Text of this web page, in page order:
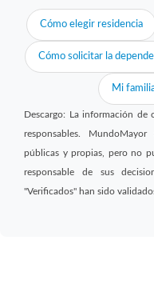
Cómo elegir residencia
Cómo solicitar la
Mi
Descargo: La información de
responsables.
públicas y propias, pero no
responsable de sus
"Verificados" han sido